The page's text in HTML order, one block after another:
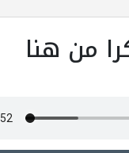
من هنا